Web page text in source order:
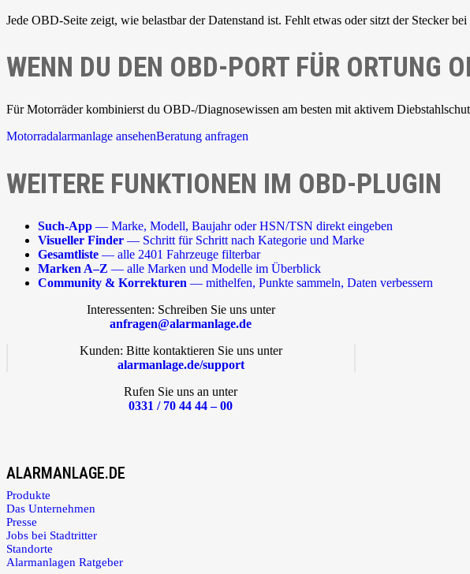
Jede OBD-Seite zeigt, wie belastbar der Datenstand ist. Fehlt etwas oder sitzt der Stecker
WENN DU DEN OBD-PORT FÜR ORTUNG
Für Motorräder kombinierst du OBD-/Diagnosewissen am besten mit aktivem
Motorradalarmanlage ansehenBeratung anfragen
WEITERE FUNKTIONEN IM OBD-PLUGIN
Such-App — Marke, Modell, Baujahr oder HSN/TSN direkt eingeben
Visueller Finder — Schritt für Schritt nach Kategorie und Marke
Gesamtliste — alle 2401 Fahrzeuge filterbar
Marken A–Z — alle Marken und Modelle im Überblick
Community & Korrekturen — mithelfen, Punkte sammeln, Daten verbessern
Interessenten: Schreiben Sie uns unter
anfragen@alarmanlage.de
Kunden: Bitte kontaktieren Sie uns unter
alarmanlage.de/support
Rufen Sie uns an unter
0331 / 70 44 44 – 00
ALARMANLAGE.DE
Produkte
Das Unternehmen
Presse
Jobs bei Stadtritter
Standorte
Alarmanlagen Ratgeber